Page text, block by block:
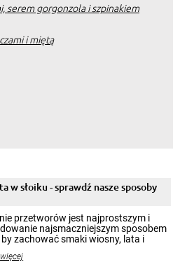
serem gorgonzola i szpinakiem
i miętą
w słoiku - sprawdź nasze sposoby
przetworów jest najprostszym i
najsmaczniejszym sposobem
by zachować smaki wiosny, lata i
by cieszyć nimi oko w sezonie